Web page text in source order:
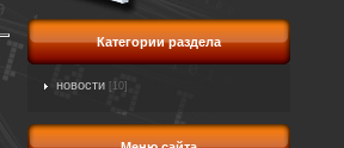
Категории раздела
новости [10]